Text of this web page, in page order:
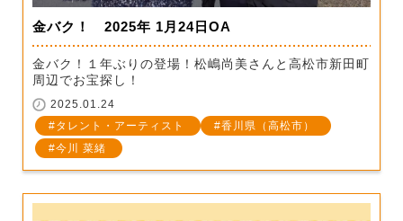
金バク！ 2025年 1月24日OA
金バク！１年ぶりの登場！松嶋尚美さんと高松市新田町
周辺でお宝探し！
2025.01.24
タレント・アーティスト
香川県（高松市）
今川 菜緒